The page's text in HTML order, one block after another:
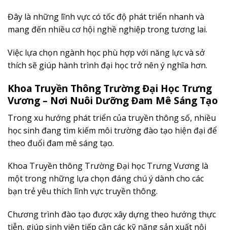
Đây là những lĩnh vực có tốc độ phát triển nhanh và
mang đến nhiều cơ hội nghề nghiệp trong tương lai.
Việc lựa chọn ngành học phù hợp với năng lực và sở
thích sẽ giúp hành trình đại học trở nên ý nghĩa hơn.
Khoa Truyền Thông Trường Đại Học Trưng
Vương – Nơi Nuôi Dưỡng Đam Mê Sáng Tạo
Trong xu hướng phát triển của truyền thông số, nhiều
học sinh đang tìm kiếm môi trường đào tạo hiện đại để
theo đuổi đam mê sáng tạo.
Khoa Truyền thông Trường Đại học Trưng Vương là
một trong những lựa chọn đáng chú ý dành cho các
bạn trẻ yêu thích lĩnh vực truyền thông.
Chương trình đào tạo được xây dựng theo hướng thực
tiễn, giúp sinh viên tiếp cận các kỹ năng sản xuất nội